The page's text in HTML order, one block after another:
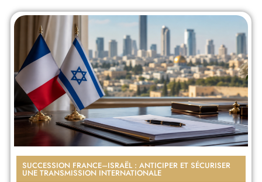
SUCCESSION FRANCE–ISRAËL : ANTICIPER ET SÉCURISER
UNE TRANSMISSION INTERNATIONALE